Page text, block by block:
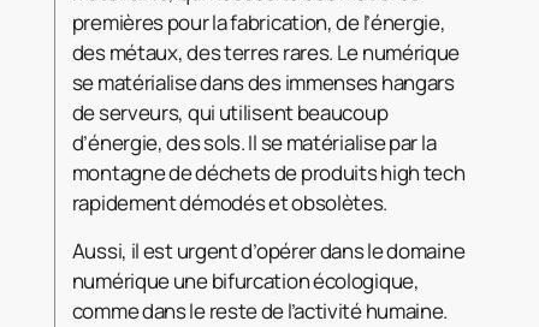
premières pour la fabrication, de l’énergie,
des métaux, des terres rares. Le numérique
se matérialise dans des immenses hangars
de serveurs, qui utilisent beaucoup
d’énergie, des sols. Il se matérialise par la
montagne de déchets de produits high tech
rapidement démodés et obsolètes.
Aussi, il est urgent d’opérer dans le domaine
numérique une bifurcation écologique,
comme dans le reste de l’activité humaine.